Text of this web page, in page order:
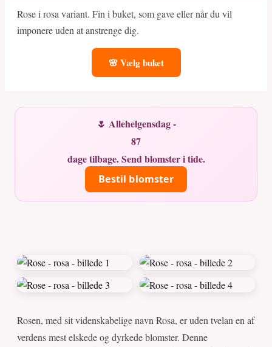
Rose i rosa variant. Fin i buket, som gave eller når du vil
imponere uden at anstrenge dig.
🌸 Vælg buket
🌷 Allehelgensdag -
87
dage tilbage. Send blomster i tide.
Bestil blomster
Rosen, med sit videnskabelige navn Rosa, er uden tvelan en af
verdens mest elskede og dyrkede blomster. Denne